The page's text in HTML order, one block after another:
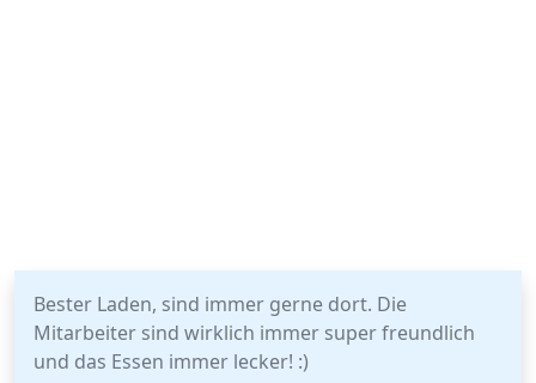
Bester Laden, sind immer gerne dort. Die
Mitarbeiter sind wirklich immer super freundlich
und das Essen immer lecker! :)